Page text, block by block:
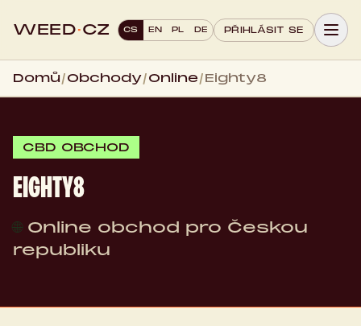
WEED·CZ CS EN PL DE PŘIHLÁSIT SE
Domů/Obchody/Online/Eighty8
CBD OBCHOD
EIGHTY8
🌐Online obchod pro Českou
republiku